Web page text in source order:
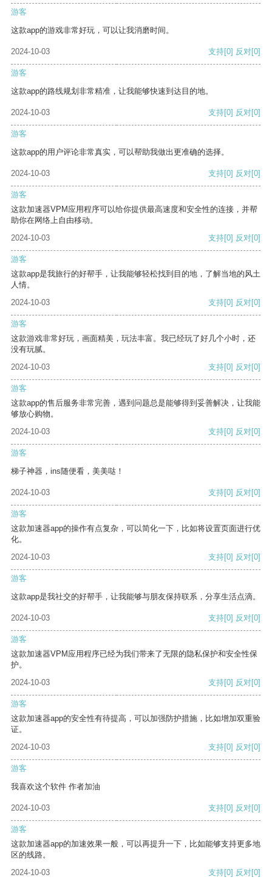
游客
这款app的游戏非常好玩，可以让我消磨时间。
2024-10-03 支持[0] 反对[0]
游客
这款app的路线规划非常精准，让我能够快速到达目的地。
2024-10-03 支持[0] 反对[0]
游客
这款app的用户评论非常真实，可以帮助我做出更准确的选择。
2024-10-03 支持[0] 反对[0]
游客
这款加速器VPM应用程序可以给你提供最高速度和安全性的连接，并帮
助你在网络上自由移动。
2024-10-03
支持[0] 反对[0]
游客
这款app是我旅行的好帮手，让我能够轻松找到目的地，了解当地的风土
人情。
2024-10-03
支持[0] 反对[0]
游客
这款游戏非常好玩，画面精美，玩法丰富。我已经玩了好几个小时，还
没有玩腻。
2024-10-03
支持[0] 反对[0]
游客
这款app的售后服务非常完善，遇到问题总是能够得到妥善解决，让我能
够放心购物。
2024-10-03
支持[0] 反对[0]
游客
梯子神器，ins随便看，美美哒！
2024-10-03 支持[0] 反对[0]
游客
这款加速器app的操作有点复杂，可以简化一下，比如将设置页面进行优
化。
2024-10-03
支持[0] 反对[0]
游客
这款app是我社交的好帮手，让我能够与朋友保持联系，分享生活点滴。
2024-10-03 支持[0] 反对[0]
游客
这款加速器VPM应用程序已经为我们带来了无限的隐私保护和安全性保
护。
2024-10-03
支持[0] 反对[0]
游客
这款加速器app的安全性有待提高，可以加强防护措施，比如增加双重验
证。
2024-10-03
支持[0] 反对[0]
游客
我喜欢这个软件 作者加油
2024-10-03 支持[0] 反对[0]
游客
这款加速器app的加速效果一般，可以再提升一下，比如能够支持更多地
区的线路。
2024-10-03
支持[0] 反对[0]